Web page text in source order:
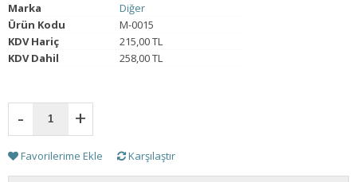
Marka
Diğer
Ürün Kodu
M-0015
KDV Hariç
215,00 TL
KDV Dahil
258,00 TL
- +
Favorilerime Ekle Karşılaştır